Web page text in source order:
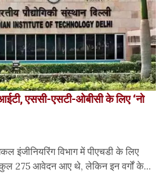
एससी-एसटी-ओबीसी के लिए ‘नो
इंजीनियरिंग विभाग में पीएचडी के लिए
275 आवेदन आए थे, लेकिन इन वर्गों के...